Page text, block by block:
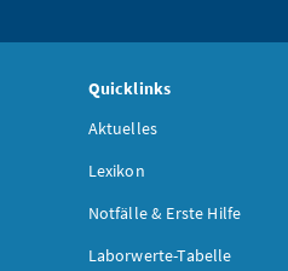
Quicklinks
Aktuelles
Lexikon
Notfälle & Erste Hilfe
Laborwerte-Tabelle